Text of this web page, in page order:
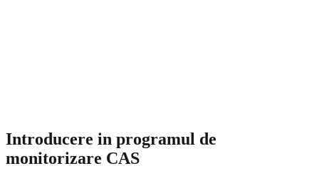
Introducere in programul de
monitorizare CAS